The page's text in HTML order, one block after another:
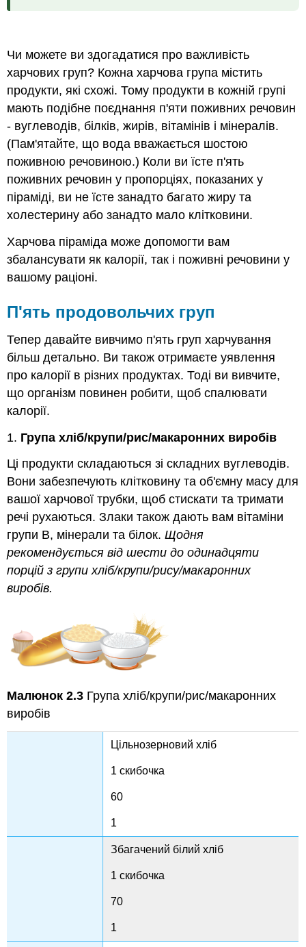
Чи можете ви здогадатися про важливість
харчових груп? Кожна харчова група містить
продукти, які схожі. Тому продукти в кожній групі
мають подібне поєднання п'яти поживних речовин
- вуглеводів, білків, жирів, вітамінів і мінералів.
(Пам'ятайте, що вода вважається шостою
поживною речовиною.) Коли ви їсте п'ять
поживних речовин у пропорціях, показаних у
піраміді, ви не їсте занадто багато жиру та
холестерину або занадто мало клітковини.
Харчова піраміда може допомогти вам
збалансувати як калорії, так і поживні речовини у
вашому раціоні.
П'ять продовольчих груп
Тепер давайте вивчимо п'ять груп харчування
більш детально. Ви також отримаєте уявлення
про калорії в різних продуктах. Тоді ви вивчите,
що організм повинен робити, щоб спалювати
калорії.
1. Група хліб/крупи/рис/макаронних виробів
Ці продукти складаються зі складних вуглеводів.
Вони забезпечують клітковину та об'ємну масу для
вашої харчової трубки, щоб стискати та тримати
речі рухаються. Злаки також дають вам вітаміни
групи В, мінерали та білок.Щодня
рекомендується від шести до одинадцяти
порцій з групи хліб/крупи/рису/макаронних
виробів.
Малюнок 2.3 Група хліб/крупи/рис/макаронних
виробів
Цільнозерновий хліб
1 скибочка
60
1
Збагачений білий хліб
1 скибочка
70
1